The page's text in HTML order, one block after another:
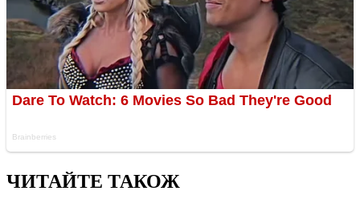
ЧИТАЙТЕ ТАКОЖ